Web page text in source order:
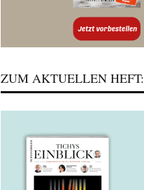
ZUM AKTUELLEN HEFT: